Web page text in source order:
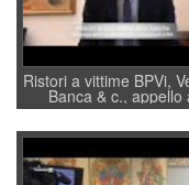
Ristori a vittime BPVi,
Banca & c., appello
sottosegretario
Villarosa: per mettere
convochi con Di Maio
a supporto della
regia al Mef